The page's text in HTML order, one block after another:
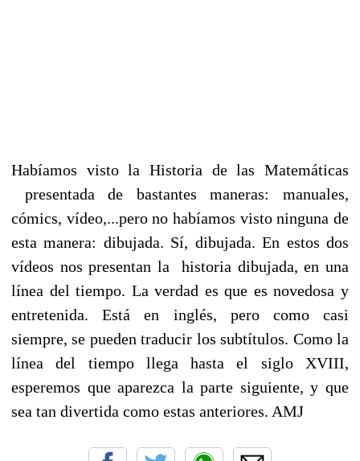
Habíamos visto la Historia de las Matemáticas
presentada de bastantes maneras: manuales,
cómics, vídeo,...pero no habíamos visto ninguna de
esta manera: dibujada. Sí, dibujada. En estos dos
vídeos nos presentan la historia dibujada, en una
línea del tiempo. La verdad es que es novedosa y
entretenida. Está en inglés, pero como casi
siempre, se pueden traducir los subtítulos. Como la
línea del tiempo llega hasta el siglo XVIII,
esperemos que aparezca la parte siguiente, y que
sea tan divertida como estas anteriores. AMJ